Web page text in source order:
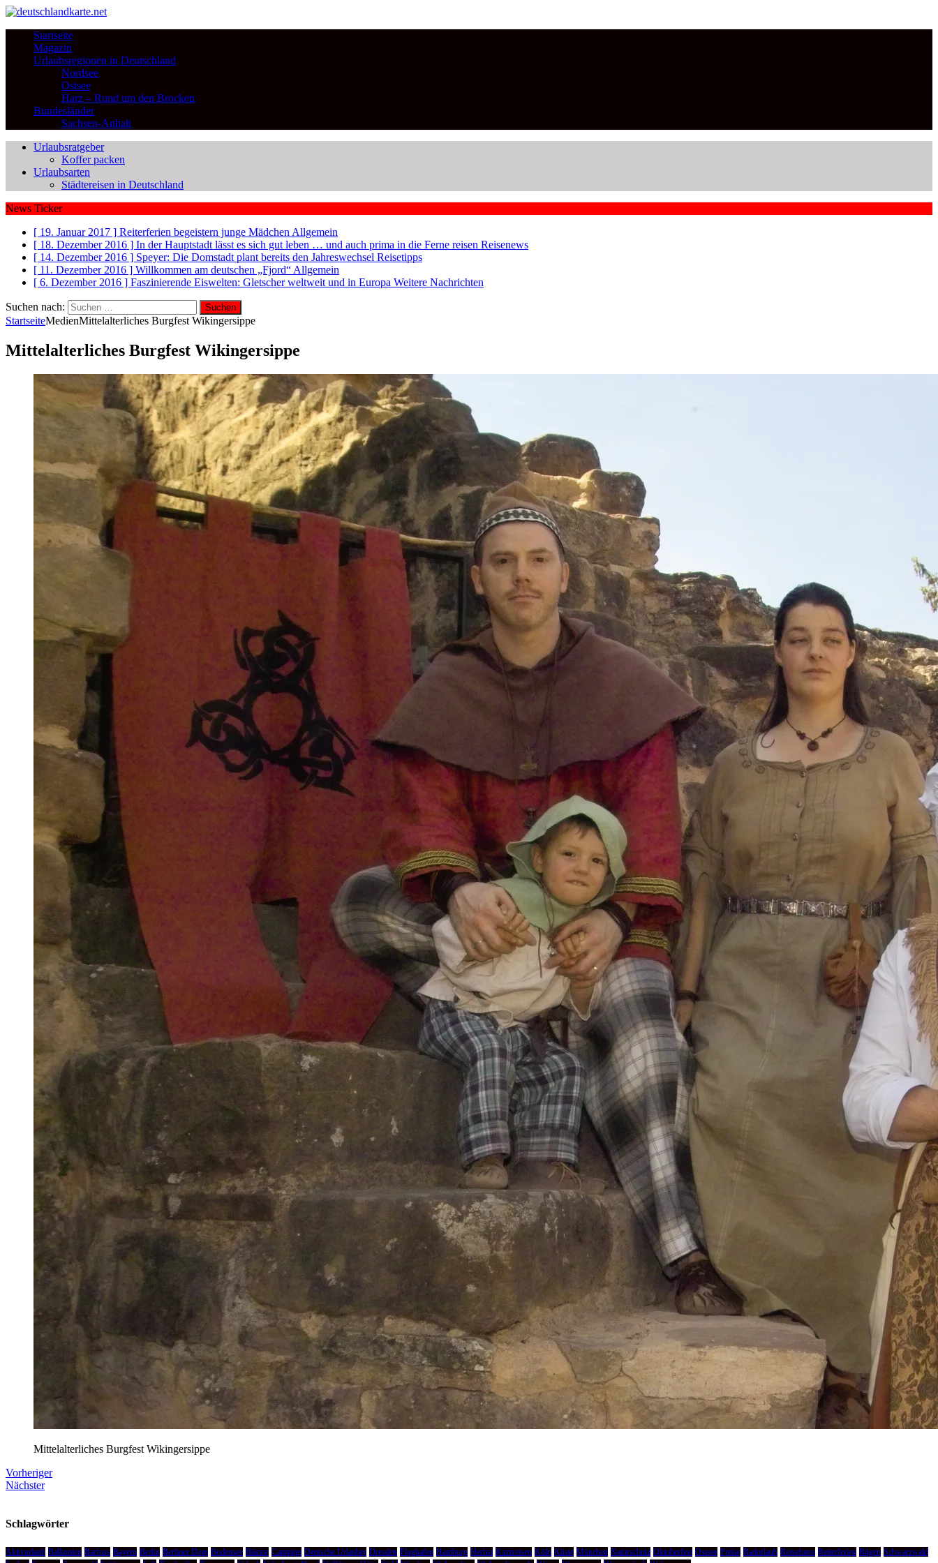
Startseite
Magazin
Urlaubsregionen in Deutschland
Nordsee
Ostsee
Harz – Rund um den Brocken
Bundesländer
Sachsen-Anhalt
Urlaubsratgeber
Koffer packen
Urlaubsarten
Städtereisen in Deutschland
News Ticker
[ 19. Januar 2017 ] Reiterferien begeistern junge Mädchen Allgemein
[ 18. Dezember 2016 ] In der Hauptstadt lässt es sich gut leben … und auch prima in die Ferne reisen Reisenews
[ 14. Dezember 2016 ] Speyer: Die Domstadt plant bereits den Jahreswechsel Reisetipps
[ 11. Dezember 2016 ] Willkommen am deutschen „Fjord“ Allgemein
[ 6. Dezember 2016 ] Faszinierende Eiswelten: Gletscher weltweit und in Europa Weitere Nachrichten
Suchen nach:
StartseiteMedienMittelalterliches Burgfest Wikingersippe
Mittelalterliches Burgfest Wikingersippe
Mittelalterliches Burgfest Wikingersippe
Vorheriger
Nächster
Schlagwörter
Aktivurlaub Balkonien Barfuss Bayern Berlin Berliner Dom Bodensee Bäume Camping Deutsche Urlauber Dresden Flughafen Hamburg Herbst Kurzreisen Köln Küste München Naturschutz Oktoberfest Ostsee Preise Radurlaub Reisefotos Reiterferien Rügen Schwarzwald